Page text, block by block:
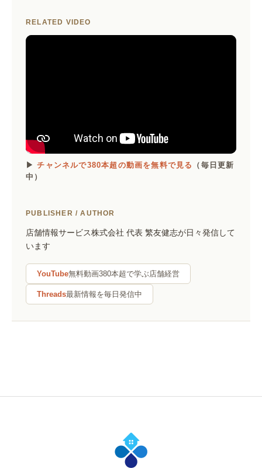
RELATED VIDEO
▶チャンネルで380本超の動画を無料で見る
（毎日更新
中）
PUBLISHER / AUTHOR
店舗情報サービス株式会社 代表 繁友健志が日々発信して
います
YouTube無料動画380本超で学ぶ店舗経営
Threads最新情報を毎日発信中